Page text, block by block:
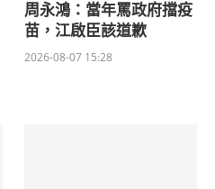
周永鴻：當年罵政府擋疫
苗，江啟臣該道歉
2026-08-07 15:28